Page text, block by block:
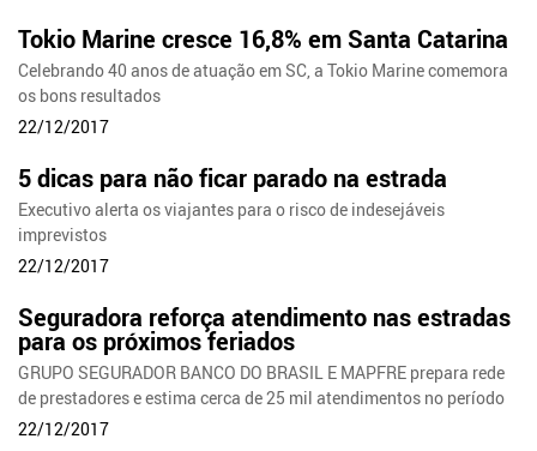
Tokio Marine cresce 16,8% em Santa Catarina
Celebrando 40 anos de atuação em SC, a Tokio Marine comemora
os bons resultados
22/12/2017
5 dicas para não ficar parado na estrada
Executivo alerta os viajantes para o risco de indesejáveis
imprevistos
22/12/2017
Seguradora reforça atendimento nas estradas
para os próximos feriados
GRUPO SEGURADOR BANCO DO BRASIL E MAPFRE prepara rede
de prestadores e estima cerca de 25 mil atendimentos no período
22/12/2017